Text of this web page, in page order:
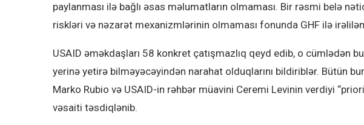
paylanması ilə bağlı əsas məlumatların olmaması. Bir rəsmi belə
riskləri və nəzarət mexanizmlərinin olmaması fonunda GHF ilə
USAID əməkdaşları 58 konkret çatışmazlıq qeyd edib, o cümlədən
yerinə yetirə bilməyəcəyindən narahat olduqlarını bildiriblər. Bütün
Marko Rubio və USAID-in rəhbər müavini Ceremi Levinin verdiyi
vəsaiti təsdiqlənib.